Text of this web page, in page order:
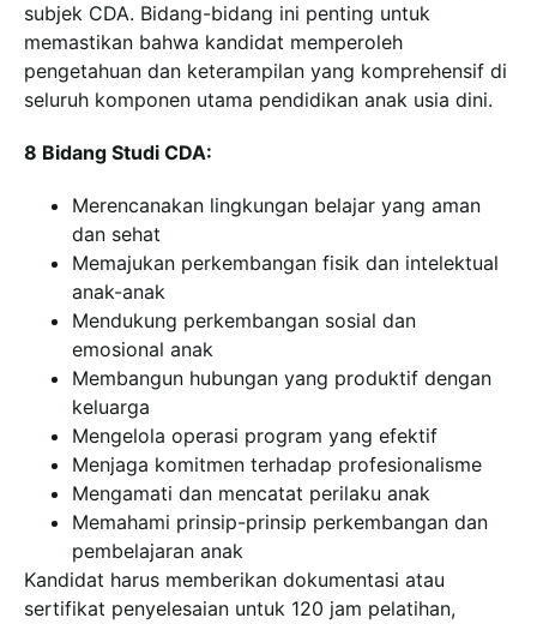
subjek CDA. Bidang-bidang ini penting untuk
memastikan bahwa kandidat memperoleh
pengetahuan dan keterampilan yang komprehensif di
seluruh komponen utama pendidikan anak usia dini.
8 Bidang Studi CDA:
Merencanakan lingkungan belajar yang aman
dan sehat
Memajukan perkembangan fisik dan intelektual
anak-anak
Mendukung perkembangan sosial dan
emosional anak
Membangun hubungan yang produktif dengan
keluarga
Mengelola operasi program yang efektif
Menjaga komitmen terhadap profesionalisme
Mengamati dan mencatat perilaku anak
Memahami prinsip-prinsip perkembangan dan
pembelajaran anak
Kandidat harus memberikan dokumentasi atau
sertifikat penyelesaian untuk 120 jam pelatihan,